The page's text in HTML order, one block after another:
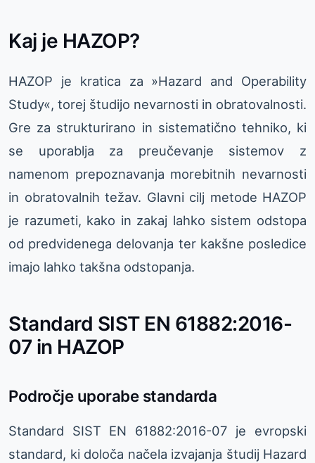
Kaj je HAZOP?
HAZOP je kratica za »Hazard and Operability
Study«, torej študijo nevarnosti in obratovalnosti.
Gre za strukturirano in sistematično tehniko, ki
se uporablja za preučevanje sistemov z
namenom prepoznavanja morebitnih nevarnosti
in obratovalnih težav. Glavni cilj metode HAZOP
je razumeti, kako in zakaj lahko sistem odstopa
od predvidenega delovanja ter kakšne posledice
imajo lahko takšna odstopanja.
Standard SIST EN 61882:2016-
07 in HAZOP
Področje uporabe standarda
Standard SIST EN 61882:2016-07 je evropski
standard, ki določa načela izvajanja študij Hazard